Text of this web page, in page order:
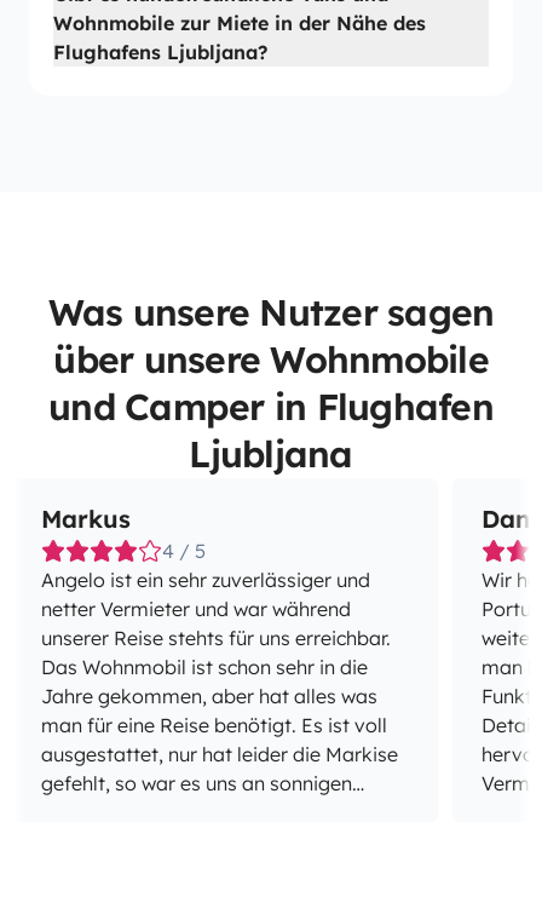
Wohnmobile zur Miete in der Nähe des
Flughafens Ljubljana?
Was unsere Nutzer sagen
über unsere Wohnmobile
und Camper in Flughafen
Ljubljana
Markus
4 / 5
Angelo ist ein sehr zuverlässiger und
netter Vermieter und war während
unserer Reise stehts für uns erreichbar.
Das Wohnmobil ist schon sehr in die
Jahre gekommen, aber hat alles was
man für eine Reise benötigt. Es ist voll
ausgestattet, nur hat leider die Markise
gefehlt, so war es uns an sonnigen
Wir
man
Detail